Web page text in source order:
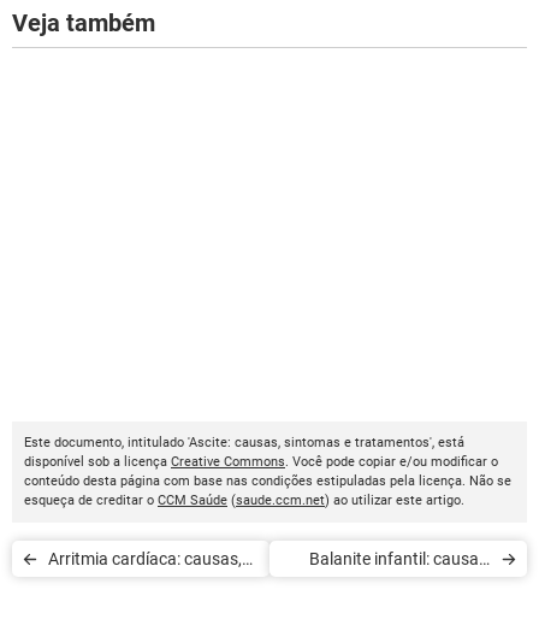
Veja também
Este documento, intitulado 'Ascite: causas, sintomas e tratamentos', está
disponível sob a licença Creative Commons. Você pode copiar e/ou modificar o
conteúdo desta página com base nas condições estipuladas pela licença. Não se
esqueça de creditar o CCM Saúde (saude.ccm.net) ao utilizar este artigo.
Arritmia cardíaca: causas,
Balanite infantil: causas,